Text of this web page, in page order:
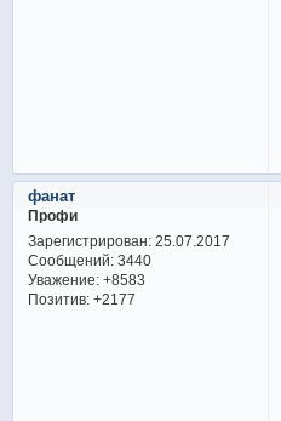
фанат
Профи
Зарегистрирован: 25.07.2017
Сообщений:3440
Уважение: +8583
Позитив: +2177